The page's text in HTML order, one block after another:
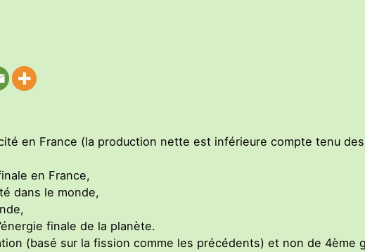
en France (la production nette est inférieure compte tenu
en France,
dans le monde,
finale de la planète.
(basé sur la fission comme les précédents) et non de 4ème